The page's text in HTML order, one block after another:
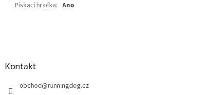
Pískací hračka: Ano
Kontakt
obchod@runningdog.cz